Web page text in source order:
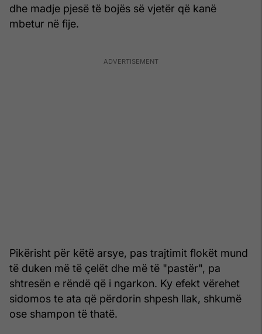
dhe madje pjesë të bojës së vjetër që kanë
mbetur në fije.
Pikërisht për këtë arsye, pas trajtimit flokët mund
të duken më të çelët dhe më të "pastër", pa
shtresën e rëndë që i ngarkon. Ky efekt vërehet
sidomos te ata që përdorin shpesh llak, shkumë
ose shampon të thatë.